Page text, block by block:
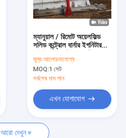
ম্যানুয়াল / রিমোট অয়েলফিল্ড
সলিড কন্ট্রোল বার্নার ইগনিটার
রেইনপ্রুফ
মূল্য:আলোচনাযোগ্য
MOQ:1 সেট
সর্বশেষ দাম পান
এখন যোগাযোগ
আরো দেখুন